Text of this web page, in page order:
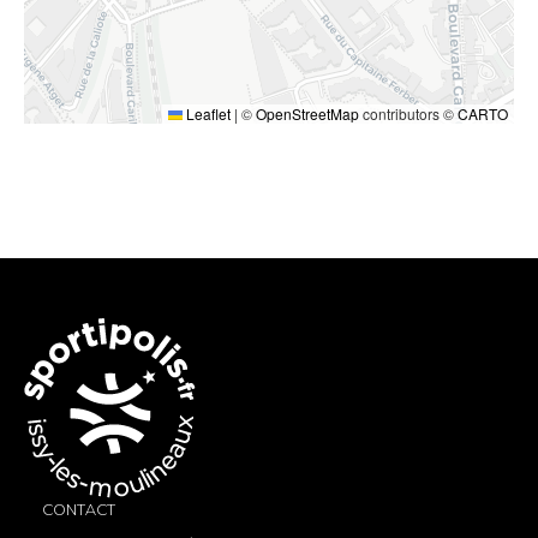
Leaflet | ©OpenStreetMapcontributors ©CARTO
CONTACT